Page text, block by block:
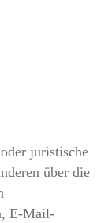
juristische
über die
E-Mail-